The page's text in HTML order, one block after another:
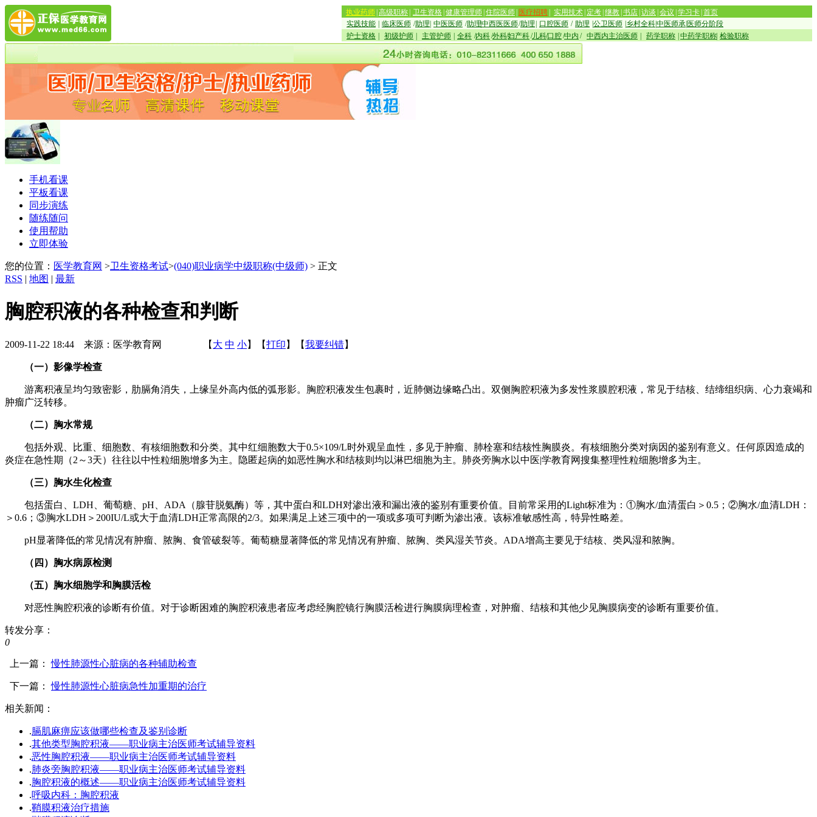
执业药师 高级职称 卫生资格 健康管理师 住院医师 医疗招聘 实用技术 定考 继教 书店 访谈 会议 学习卡 首页
实践技能
临床医师 /助理 中医医师 /助理|中西医医师/助理 口腔医师 / 助理 公卫医师 乡村全科中医师承 医师分阶段
护士资格
初级护师 主管护师 全科 /内科/外科/妇产科/儿科/口腔/中内 / 中西内主治医师 药学职称 中药学职称| 检验职称
手机看课
平板看课
同步演练
随练随问
使用帮助
立即体验
您的位置： 医学教育网 >卫生资格考试>(040)职业病学中级职称(中级师) > 正文
RSS | 地图 | 最新
胸腔积液的各种检查和判断
2009-11-22 18:44 来源：医学教育网 【 大 中 小】【打印 】【我要纠错】
（一）影像学检查
游离积液呈均匀致密影，肋膈角消失，上缘呈外高内低的弧形影。胸腔积液发生包裹时，近肺侧边缘略凸出。双侧胸腔积液为多发性浆膜腔积液，常见于结核、结缔组织病、心力衰竭和
肿瘤广泛转移。
（二）胸水常规
包括外观、比重、细胞数、有核细胞数和分类。其中红细胞数大于0.5×109/L时外观呈血性，多见于肿瘤、肺栓塞和结核性胸膜炎。有核细胞分类对病因的鉴别有意义。任何原因造成的
炎症在急性期（2～3天）往往以中性粒细胞增多为主。隐匿起病的如恶性胸水和结核则均以淋巴细胞为主。肺炎旁胸水以中医|学教育网搜集整理性粒细胞增多为主。
（三）胸水生化检查
包括蛋白、LDH、葡萄糖、pH、ADA（腺苷脱氨酶）等，其中蛋白和LDH对渗出液和漏出液的鉴别有重要价值。目前常采用的Light标准为：①胸水/血清蛋白＞0.5；②胸水/血清LDH：
＞0.6；③胸水LDH＞200IU/L或大于血清LDH正常高限的2/3。如果满足上述三项中的一项或多项可判断为渗出液。该标准敏感性高，特异性略差。
pH显著降低的常见情况有肿瘤、脓胸、食管破裂等。葡萄糖显著降低的常见情况有肿瘤、脓胸、类风湿关节炎。ADA增高主要见于结核、类风湿和脓胸。
（四）胸水病原检测
（五）胸水细胞学和胸膜活检
对恶性胸腔积液的诊断有价值。对于诊断困难的胸腔积液患者应考虑经胸腔镜行胸膜活检进行胸膜病理检查，对肿瘤、结核和其他少见胸膜病变的诊断有重要价值。
转发分享：
0
上一篇： 慢性肺源性心脏病的各种辅助检查
下一篇： 慢性肺源性心脏病急性加重期的治疗
相关新闻：
.膈肌麻痹应该做哪些检查及鉴别诊断
.其他类型胸腔积液——职业病主治医师考试辅导资料
.恶性胸腔积液——职业病主治医师考试辅导资料
.肺炎旁胸腔积液——职业病主治医师考试辅导资料
.胸腔积液的概述——职业病主治医师考试辅导资料
.呼吸内科：胸腔积液
.鞘膜积液治疗措施